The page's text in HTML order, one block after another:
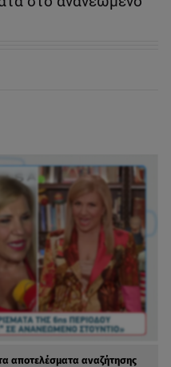
αποτελέσματα αναζήτησης